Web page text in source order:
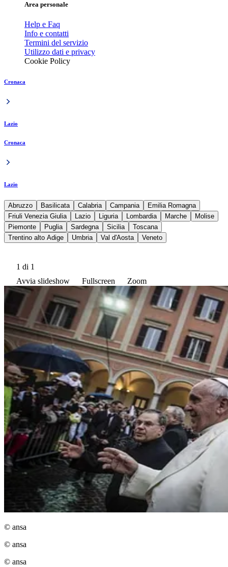
Area personale
Help e Faq
Info e contatti
Termini del servizio
Utilizzo dati e privacy
Cookie Policy
Cronaca
Lazio
Cronaca
Lazio
Abruzzo Basilicata Calabria Campania
Emilia Romagna
Friuli Venezia Giulia
Lazio Liguria Lombardia Marche
Molise
Piemonte
Puglia Sardegna Sicilia
Toscana
Trentino alto Adige
Umbria Val d'Aosta Veneto
1 di 1
Avvia slideshow
Fullscreen Zoom
© ansa
© ansa
© ansa